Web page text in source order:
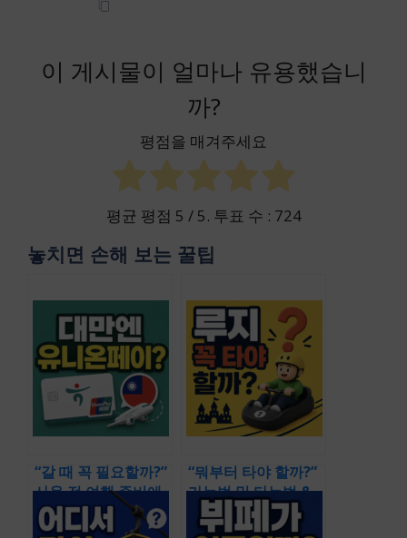
이 게시물이 얼마나 유용했습니
까?
평점을 매겨주세요
평균 평점 5 / 5. 투표 수 : 724
놓치면 손해 보는 꿀팁
“갈 때 꼭 필요할까?”
사용 전 여행 준비에
필요한 핵심 정보들
만 싸그리 정리 (하나
“뭐부터 타야 할까?”
가는법 및 타는법 &
추천까지 정리한 완
벽 가이드 (다낭 바나